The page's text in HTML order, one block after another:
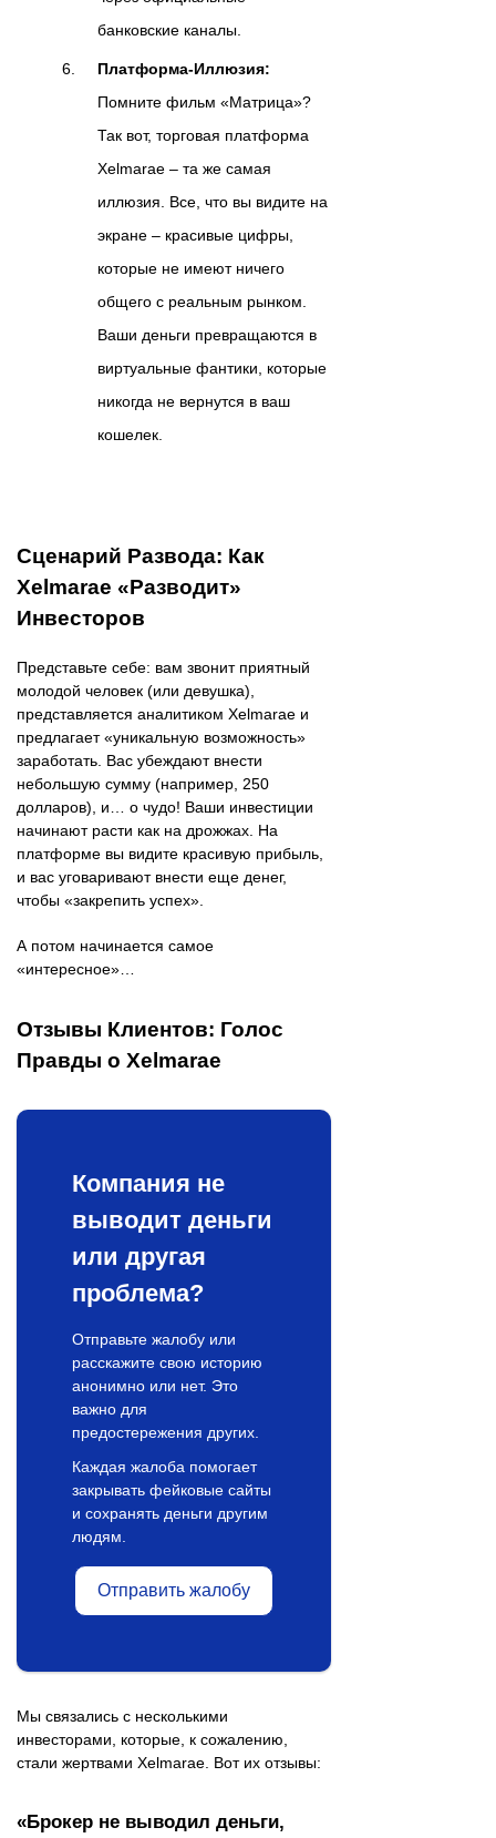
банковские каналы.
Платформа-Иллюзия:
Помните фильм «Матрица»?
Так вот, торговая платформа
Xelmarae – та же самая
иллюзия. Все, что вы видите на
экране – красивые цифры,
которые не имеют ничего
общего с реальным рынком.
Ваши деньги превращаются в
виртуальные фантики, которые
никогда не вернутся в ваш
кошелек.
Сценарий Развода: Как
Xelmarae «Разводит»
Инвесторов
Представьте себе: вам звонит приятный
молодой человек (или девушка),
представляется аналитиком Xelmarae и
предлагает «уникальную возможность»
заработать. Вас убеждают внести
небольшую сумму (например, 250
долларов), и… о чудо! Ваши инвестиции
начинают расти как на дрожжах. На
платформе вы видите красивую прибыль,
и вас уговаривают внести еще денег,
чтобы «закрепить успех».
А потом начинается самое
«интересное»…
Отзывы Клиентов: Голос
Правды о Xelmarae
Компания не
выводит деньги
или другая
проблема?
Отправьте жалобу или
расскажите свою историю
анонимно или нет. Это
важно для
предостережения других.
Каждая жалоба помогает
закрывать фейковые сайты
и сохранять деньги другим
людям.
Отправить жалобу
Мы связались с несколькими
инвесторами, которые, к сожалению,
стали жертвами Xelmarae. Вот их отзывы:
«Брокер не выводил деньги,